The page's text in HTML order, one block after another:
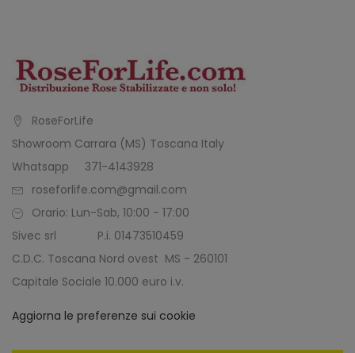
RoseForLife
Showroom Carrara (MS) Toscana Italy
Whatsapp 371-4143928
roseforlife.com@gmail.com
Orario: Lun-Sab, 10:00 - 17:00
Sivec srl P.i. 01473510459
C.D.C. Toscana Nord ovest MS - 260101
Capitale Sociale 10.000 euro i.v.
Aggiorna le preferenze sui cookie